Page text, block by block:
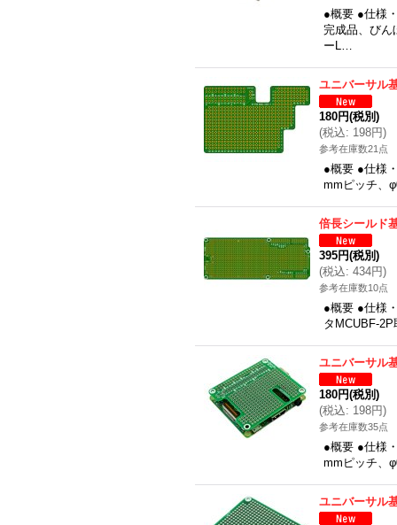
●概要 ●仕様
完成品、びん
ーL…
ユニバーサル
180円(税別)
(税込: 198円)
参考在庫数21点
●概要 ●仕様
mmピッチ、
倍長シールド
395円(税別)
(税込: 434円)
参考在庫数10点
●概要 ●仕様
タMCUBF-
ユニバーサル
180円(税別)
(税込: 198円)
参考在庫数35点
●概要 ●仕様
mmピッチ、
ユニバーサル